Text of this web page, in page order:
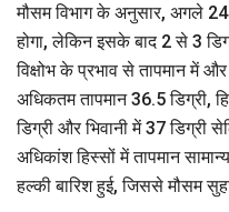
मौसम विभाग के अनुसार, अगले 24
होगा, लेकिन इसके बाद 2 से 3
विक्षोभ के प्रभाव से तापमान में
अधिकतम तापमान 36.5 डिग्री,
डिग्री और भिवानी में 37 डिग्री
अधिकांश हिस्सों में तापमान
हल्की बारिश हुई, जिससे मौसम